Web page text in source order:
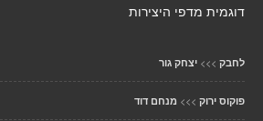
דוגמית מדפי היצירות
לחבק >>> יצחק גור
פוקוס ירוק >>> מנחם דוד